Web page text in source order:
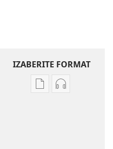
IZABERITE FORMAT
PostavkePostavke